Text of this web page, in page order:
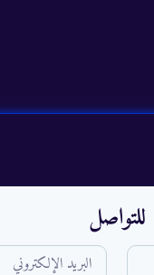
للتواصل